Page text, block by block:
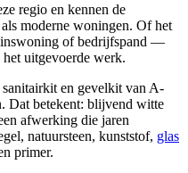
regio en kennen de
moderne woningen. Of het
of bedrijfspand —
uitgevoerde werk.
en gevelkit van A-
Dat betekent: blijvend witte
afwerking die jaren
natuursteen, kunststof, glas
primer.